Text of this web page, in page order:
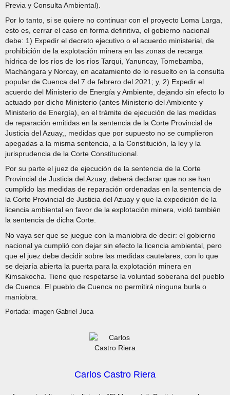
Previa y Consulta Ambiental).
Por lo tanto, si se quiere no continuar con el proyecto Loma Larga,
esto es, cerrar el caso en forma definitiva, el gobierno nacional
debe: 1) Expedir el decreto ejecutivo o el acuerdo ministerial, de
prohibición de la explotación minera en las zonas de recarga
hídrica de los ríos de los ríos Tarqui, Yanuncay, Tomebamba,
Machángara y Norcay, en acatamiento de lo resuelto en la consulta
popular de Cuenca del 7 de febrero del 2021; y, 2) Expedir el
acuerdo del Ministerio de Energía y Ambiente, dejando sin efecto lo
actuado por dicho Ministerio (antes Ministerio del Ambiente y
Ministerio de Energía), en el trámite de ejecución de las medidas
de reparación emitidas en la sentencia de la Corte Provincial de
Justicia del Azuay,, medidas que por supuesto no se cumplieron
apegadas a la misma sentencia, a la Constitución, la ley y la
jurisprudencia de la Corte Constitucional.
Por su parte el juez de ejecución de la sentencia de la Corte
Provincial de Justicia del Azuay, deberá declarar que no se han
cumplido las medidas de reparación ordenadas en la sentencia de
la Corte Provincial de Justicia del Azuay y que la expedición de la
licencia ambiental en favor de la explotación minera, violó también
la sentencia de dicha Corte.
No vaya ser que se juegue con la maniobra de decir: el gobierno
nacional ya cumplió con dejar sin efecto la licencia ambiental, pero
que el juez debe decidir sobre las medidas cautelares, con lo que
se dejaría abierta la puerta para la explotación minera en
Kimsakocha. Tiene que respetarse la voluntad soberana del pueblo
de Cuenca. El pueblo de Cuenca no permitirá ninguna burla o
maniobra.
Portada: imagen Gabriel Juca
Carlos Castro Riera